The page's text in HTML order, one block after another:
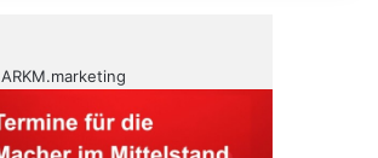
ARKM.marketing